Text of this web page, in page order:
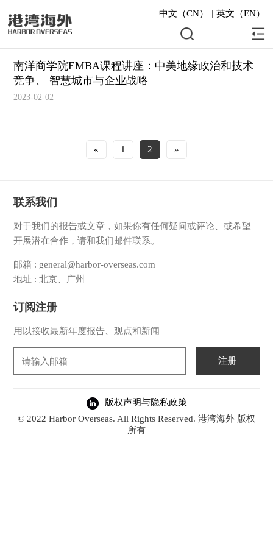
中文（CN） | 英文（EN）
南洋商学院EMBA课程讲座：中美地缘政治和技术
竞争、 智慧城市与企业战略
2023-02-02
« 1 2 »
联系我们
对于我们的报告或文章，如果你有任何疑问或评论、或希望
开展潜在合作，请和我们邮件联系。
邮箱 : general@harbor-overseas.com
地址 : 北京、广州
订阅注册
用以接收最新年度报告、观点和新闻
注册
版权声明与隐私政策
© 2022 Harbor Overseas. All Rights Reserved. 港湾海外 版权
所有